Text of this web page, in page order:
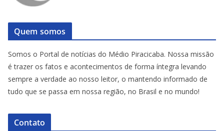
Quem somos
Somos o Portal de notícias do Médio Piracicaba. Nossa missão
é trazer os fatos e acontecimentos de forma íntegra levando
sempre a verdade ao nosso leitor, o mantendo informado de
tudo que se passa em nossa região, no Brasil e no mundo!
Contato